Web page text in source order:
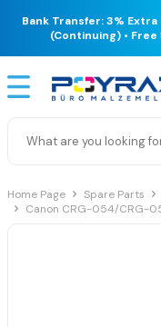
Bank Transfer: 3%
(Continuing) •
Home Page Spare Parts
Canon CRG-054/CRG-